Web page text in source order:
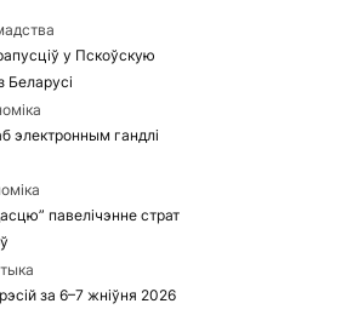
у Пскоўскую
Беларусі
электронным гандлі
павелічэнне страт
за 6–7 жніўня 2026